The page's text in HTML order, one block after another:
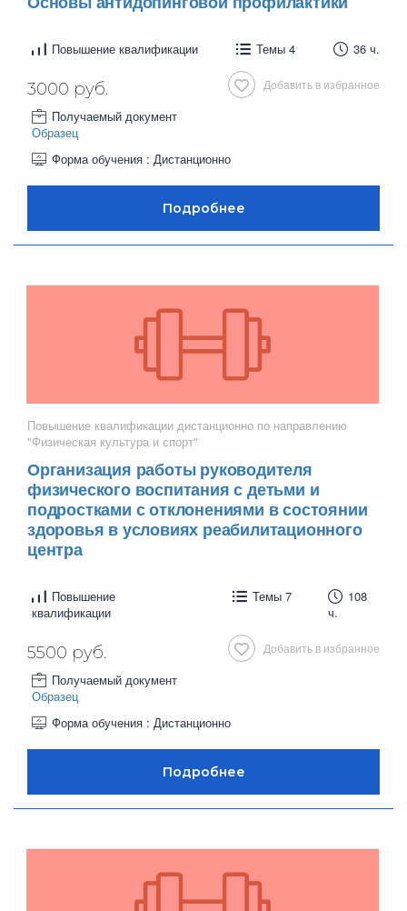
Повышение квалификации Темы 4 36 ч.
Добавить в избранное
3000 руб.
Получаемый документ
Образец
Форма обучения : Дистанционно
Повышение квалификации дистанционно по направлению
"Физическая культура и спорт"
Организация работы руководителя
физического воспитания с детьми и
подростками с отклонениями в состоянии
здоровья в условиях реабилитационного
центра
Повышение
квалификации
Темы 7
108
ч.
Добавить в избранное
5500 руб.
Получаемый документ
Образец
Форма обучения : Дистанционно